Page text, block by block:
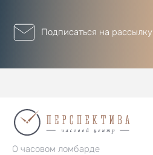
Подписаться на рассылку
О часовом ломбарде